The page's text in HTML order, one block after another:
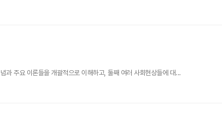
과 주요 이론들을 개괄적으로 이해하고, 둘째 여러 사회현상들에 대...